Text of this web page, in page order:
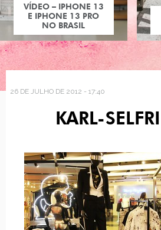
VÍDEO – IPHONE 13
E IPHONE 13 PRO
NO BRASIL
26 DE JULHO DE 2012 - 17:40
KARL-